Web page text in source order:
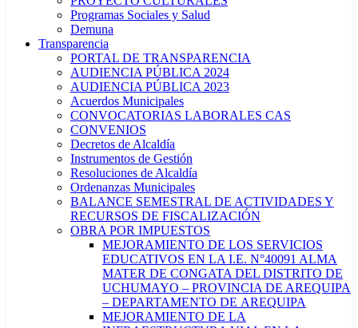
Programas Sociales y Salud
Demuna
Transparencia
PORTAL DE TRANSPARENCIA
AUDIENCIA PÚBLICA 2024
AUDIENCIA PÚBLICA 2023
Acuerdos Municipales
CONVOCATORIAS LABORALES CAS
CONVENIOS
Decretos de Alcaldía
Instrumentos de Gestión
Resoluciones de Alcaldía
Ordenanzas Municipales
BALANCE SEMESTRAL DE ACTIVIDADES Y
RECURSOS DE FISCALIZACIÓN
OBRA POR IMPUESTOS
MEJORAMIENTO DE LOS SERVICIOS
EDUCATIVOS EN LA I.E. N°40091 ALMA
MATER DE CONGATA DEL DISTRITO DE
UCHUMAYO – PROVINCIA DE AREQUIPA
– DEPARTAMENTO DE AREQUIPA
MEJORAMIENTO DE LA